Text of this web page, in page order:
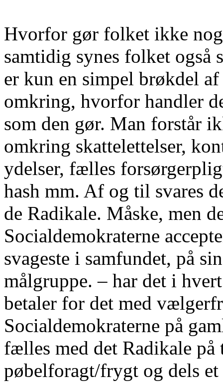
Hvorfor gør folket ikke
samtidig synes folket
er kun en simpel brøkdel
omkring, hvorfor handler
som den gør. Man forstår
omkring skattelettelser,
ydelser, fælles
hash mm. Af og til svares
de Radikale. Måske, men
Socialdemokraterne
svageste i samfundet, på
målgruppe. – har det i
betaler for det med
Socialdemokraterne på
fælles med det Radikale på
pøbelforagt/frygt og dels